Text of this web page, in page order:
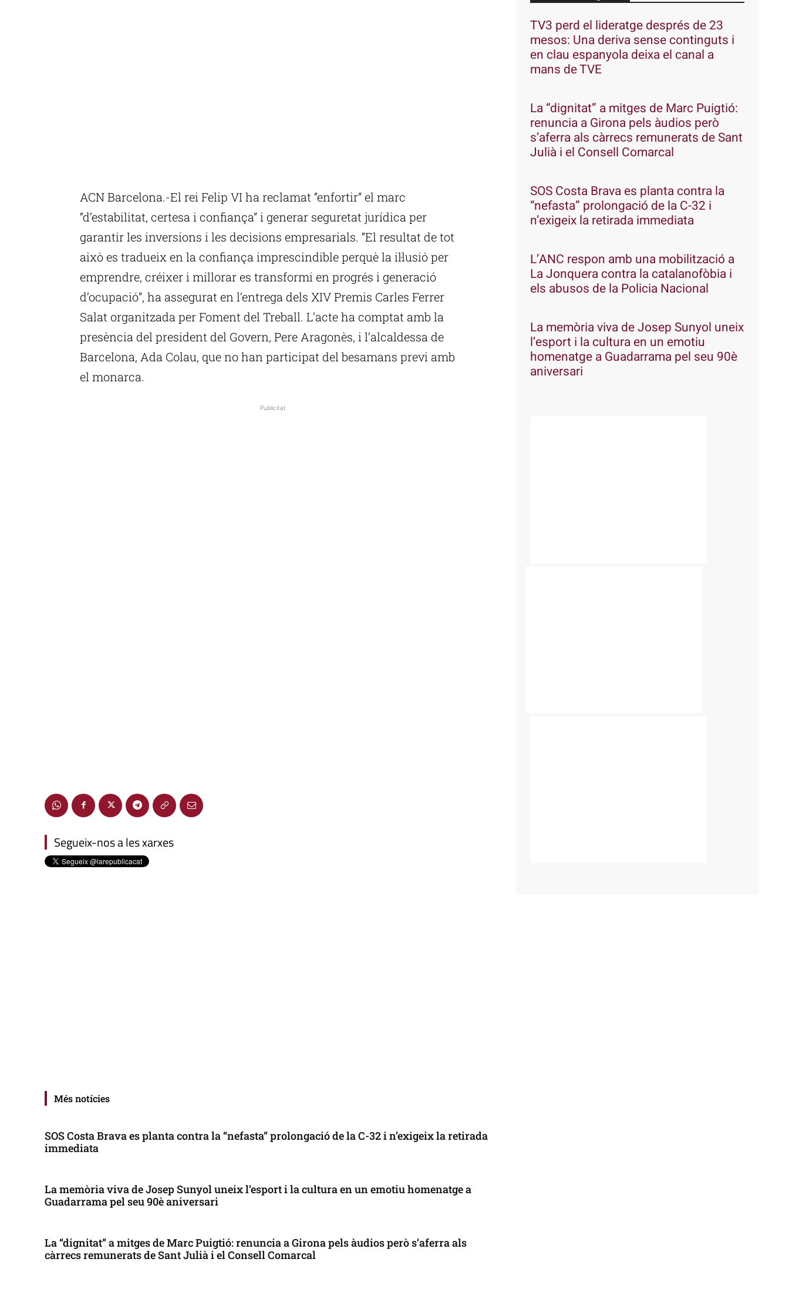
ACN Barcelona.-El rei Felip VI ha reclamat “enfortir” el marc
“d’estabilitat, certesa i confiança” i generar seguretat jurídica per
garantir les inversions i les decisions empresarials. “El resultat de tot
això es tradueix en la confiança imprescindible perquè la il·lusió per
emprendre, créixer i millorar es transformi en progrés i generació
d’ocupació”, ha assegurat en l’entrega dels XIV Premis Carles Ferrer
Salat organitzada per Foment del Treball. L’acte ha comptat amb la
presència del president del Govern, Pere Aragonès, i l’alcaldessa de
Barcelona, Ada Colau, que no han participat del besamans previ amb
el monarca.
Publicitat
Segueix-nos a les xarxes
Més notícies
SOS Costa Brava es planta contra la “nefasta” prolongació de la C-32 i n’exigeix la retirada
immediata
La memòria viva de Josep Sunyol uneix l’esport i la cultura en un emotiu homenatge a
Guadarrama pel seu 90è aniversari
La “dignitat” a mitges de Marc Puigtió: renuncia a Girona pels àudios però s’aferra als
càrrecs remunerats de Sant Julià i el Consell Comarcal
TV3 perd el lideratge després de 23
mesos: Una deriva sense continguts i
en clau espanyola deixa el canal a
mans de TVE
La “dignitat” a mitges de Marc Puigtió:
renuncia a Girona pels àudios però
s’aferra als càrrecs remunerats de Sant
Julià i el Consell Comarcal
SOS Costa Brava es planta contra la
“nefasta” prolongació de la C-32 i
n’exigeix la retirada immediata
L’ANC respon amb una mobilització a
La Jonquera contra la catalanofòbia i
els abusos de la Policia Nacional
La memòria viva de Josep Sunyol uneix
l’esport i la cultura en un emotiu
homenatge a Guadarrama pel seu 90è
aniversari